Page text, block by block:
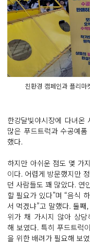
친환경 캠페인과 플리
한강달빛야시장에 다녀온
많은 푸드트럭과 수공예
했다.
하지만 아쉬운 점도 몇 가
이다. 어렵게 방문했지만
던 사람들도 꽤 많았다. 연
할 필요가 있다”며 “음식
서 먹겠냐”고 말했다. 둘
위가 채 가시지 않아 상
해 보였다. 특히 푸드트럭
을 위한 배려가 필요해 보